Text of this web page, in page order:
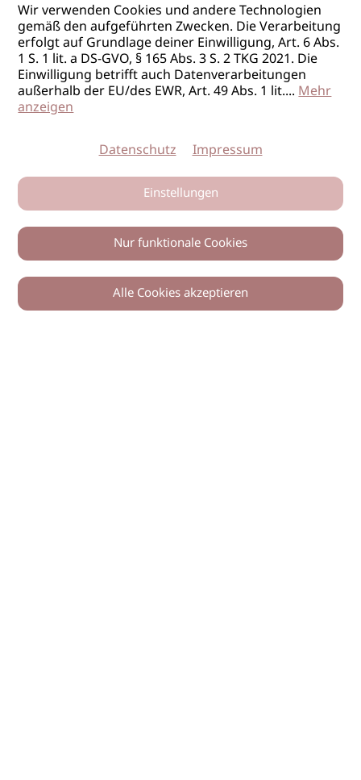
0
Wir verwenden Cookies und andere Technologien
gemäß den aufgeführten Zwecken. Die Verarbeitung
erfolgt auf Grundlage deiner Einwilligung, Art. 6 Abs.
1 S. 1 lit. a DS-GVO, § 165 Abs. 3 S. 2 TKG 2021. Die
Einwilligung betrifft auch Datenverarbeitungen
außerhalb der EU/des EWR, Art. 49 Abs. 1 lit....Mehr
anzeigen
Datenschutz Impressum
Einstellungen
Nur funktionale Cookies
Alle Cookies akzeptieren